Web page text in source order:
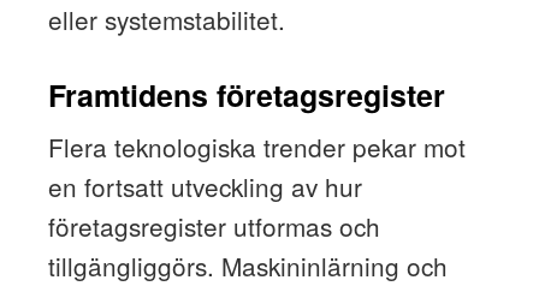
eller systemstabilitet.
Framtidens företagsregister
Flera teknologiska trender pekar mot
en fortsatt utveckling av hur
företagsregister utformas och
tillgängliggörs. Maskininlärning och